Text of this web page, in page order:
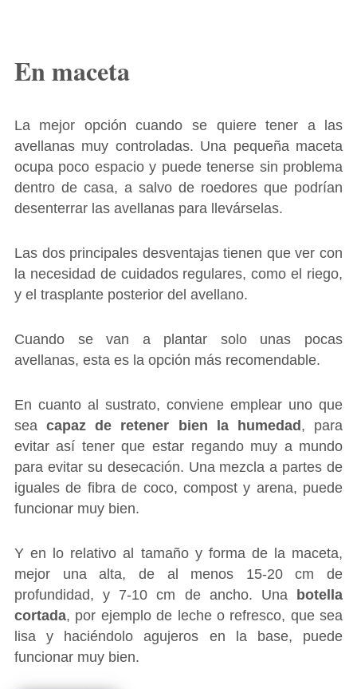
En maceta
La mejor opción cuando se quiere tener a las
avellanas muy controladas. Una pequeña maceta
ocupa poco espacio y puede tenerse sin problema
dentro de casa, a salvo de roedores que podrían
desenterrar las avellanas para llevárselas.
Las dos principales desventajas tienen que ver con
la necesidad de cuidados regulares, como el riego,
y el trasplante posterior del avellano.
Cuando se van a plantar solo unas pocas
avellanas, esta es la opción más recomendable.
En cuanto al sustrato, conviene emplear uno que
seacapaz de retener bien la humedad , para
evitar así tener que estar regando muy a mundo
para evitar su desecación. Una mezcla a partes de
iguales de fibra de coco, compost y arena, puede
funcionar muy bien.
Y en lo relativo al tamaño y forma de la maceta,
mejor una alta, de al menos 15-20 cm de
profundidad, y 7-10 cm de ancho. Una
botella
cortada, por ejemplo de leche o refresco, que sea
lisa y haciéndolo agujeros en la base, puede
funcionar muy bien.